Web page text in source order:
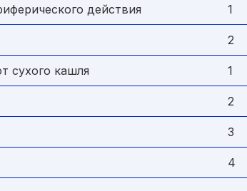
действия 1
2
сухого кашля 1
2
3
4